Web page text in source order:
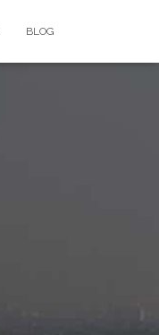
BLOG